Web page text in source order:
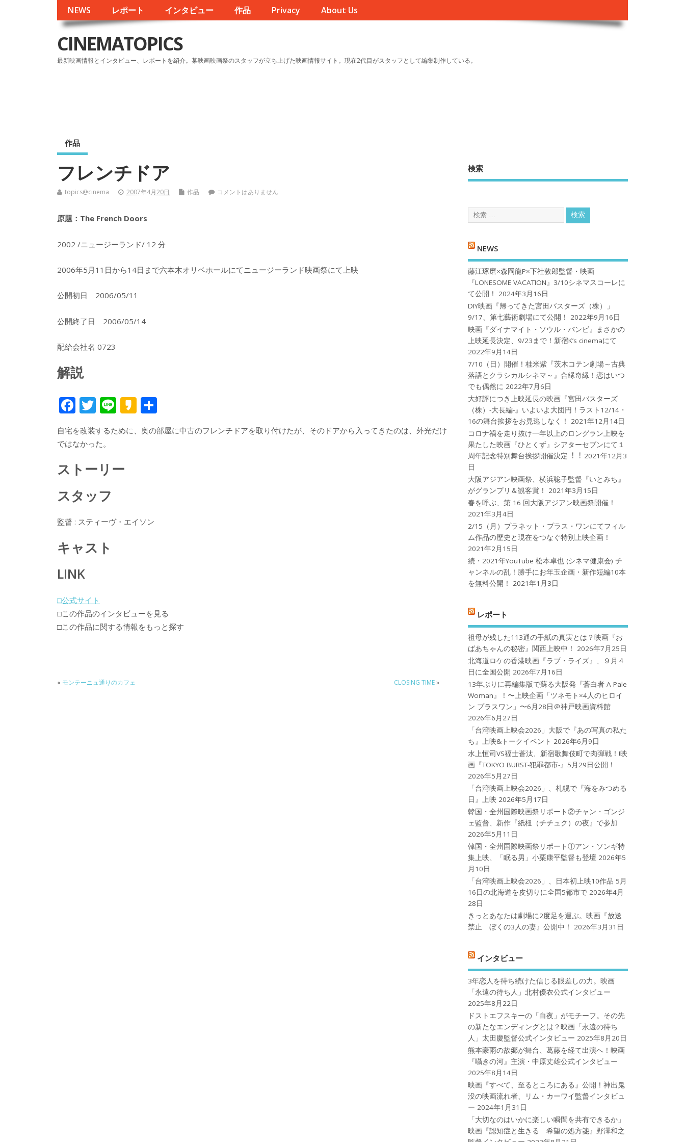
NEWS レポート インタビュー 作品 Privacy About Us
CINEMATOPICS
最新映画情報とインタビュー、レポートを紹介。某映画映画祭のスタッフが立ち上げた映画情報サイト。現在2代目がスタッフとして編集制作している。
作品
フレンチドア
topics@cinema 2007年4月20日 作品 コメントはありません
原題：The French Doors
2002 /ニュージーランド/ 12 分
2006年5月11日から14日まで六本木オリベホールにてニュージーランド映画祭にて上映
公開初日 2006/05/11
公開終了日 2006/05/14
配給会社名 0723
解説
F
ac
e
b
o
o
k
T
itt
er
Li
e
K
a
k
有
自宅を改装するために、奥の部屋に中古のフレンチドアを取り付けたが、そのドアから入ってきたのは、外光だけ
ではなかった。
ストーリー
スタッフ
監督 : スティーヴ・エイソン
キャスト
LINK
□公式サイト
□この作品のインタビューを見る
□この作品に関する情報をもっと探す
« モンテーニュ通りのカフェ CLOSING TIME»
検索
NEWS
藤江琢磨×森岡龍P×下社敦郎監督・映画
『LONESOME VACATION』3/10シネマスコーレに
て公開！
2024年3月16日
DIY映画『帰ってきた宮田バスターズ（株）」
9/17、第七藝術劇場にて公開！
2022年9月16日
映画『ダイナマイト・ソウル・バンビ』まさかの
上映延長決定、9/23まで！新宿K’s cinemaにて
2022年9月14日
7/10（日）開催！桂米紫『茨木コテン劇場～古典
落語とクラシカルシネマ～』合縁奇縁！恋はいつ
でも偶然に 2022年7月6日
大好評につき上映延長の映画『宮田バスターズ
（株）-大長編-』いよいよ大団円！ラスト12/14・
16の舞台挨拶をお見逃しなく！
2021年12月14日
コロナ禍を⾛り抜け⼀年以上のロングラン上映を
果たした映画『ひとくず』シアターセブンにて１
周年記念特別舞台挨拶開催決定︕︕ 2021年12月3
日
大阪アジアン映画祭、横浜聡子監督『いとみち』
がグランプリ＆観客賞！
2021年3月15日
春を呼ぶ、第 16 回大阪アジアン映画祭開催！
2021年3月4日
2/15（月）プラネット・プラス・ワンにてフィル
ム作品の歴史と現在をつなぐ特別上映企画！
2021年2月15日
続・2021年YouTube 松本卓也 (シネマ健康会) チ
ャンネルの乱！勝手にお年玉企画・新作短編10本
を無料公開！
2021年1月3日
レポート
祖母が残した113通の手紙の真実とは？映画『お
ばあちゃんの秘密』関西上映中！
2026年7月25日
北海道ロケの香港映画『ラブ・ライズ』、９月４
日に全国公開 2026年7月16日
13年ぶりに再編集版で蘇る大阪発『蒼白者 A Pale
Woman』！〜上映企画「ツネモト×4人のヒロイ
ン プラスワン」〜6月28日＠神戸映画資料館
2026年6月27日
「台湾映画上映会2026」大阪で『あの写真の私た
ち』上映&トークイベント 2026年6月9日
水上恒司VS福士蒼汰、新宿歌舞伎町で肉弾戦！!映
画『TOKYO BURST-犯罪都市-』5月29日公開！
2026年5月27日
「台湾映画上映会2026」、札幌で『海をみつめる
日』上映 2026年5月17日
韓国・全州国際映画祭リポート②チャン・ゴンジ
ェ監督、新作『紙杻（チチュク）の夜』で参加
2026年5月11日
韓国・全州国際映画祭リポート①アン・ソンギ特
集上映、「眠る男」小栗康平監督も登壇 2026年5
月10日
「台湾映画上映会2026」、日本初上映10作品 5月
16日の北海道を皮切りに全国5都市で 2026年4月
28日
きっとあなたは劇場に2度足を運ぶ。映画『放送
禁止 ぼくの3人の妻』公開中！
2026年3月31日
インタビュー
3年恋人を待ち続けた信じる眼差しの力。映画
「永遠の待ち人」北村優衣公式インタビュー
2025年8月22日
ドストエフスキーの「白夜」がモチーフ。その先
の新たなエンディングとは？映画「永遠の待ち
人」太田慶監督公式インタビュー 2025年8月20日
熊本豪雨の故郷が舞台、葛藤を経て出演へ！映画
『囁きの河』主演・中原丈雄公式インタビュー
2025年8月14日
映画『すべて、至るところにある』公開！神出鬼
没の映画流れ者、リム・カーワイ監督インタビュ
ー 2024年1月31日
「大切なのはいかに楽しい瞬間を共有できるか」
映画『認知症と生きる 希望の処方箋』野澤和之